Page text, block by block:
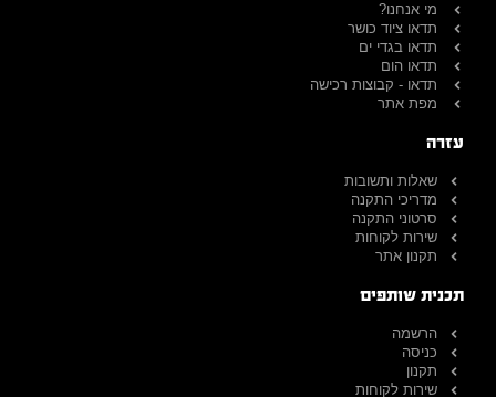
מי אנחנו?
תדאו ציוד כושר
תדאו בגדי ים
תדאו הום
תדאו - קבוצות רכישה
מפת אתר
עזרה
שאלות ותשובות
מדריכי התקנה
סרטוני התקנה
שירות לקוחות
תקנון אתר
תכנית שותפים
הרשמה
כניסה
תקנון
שירות לקוחות